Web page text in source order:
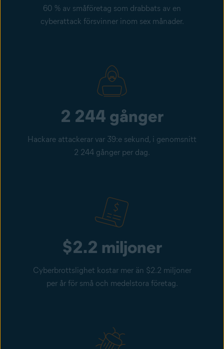
60 % av småföretag som drabbats av en
cyberattack försvinner inom sex månader.
2 244 gånger
Hackare attackerar var 39:e sekund, i genomsnitt
2 244 gånger per dag.
$2.2 miljoner
Cyberbrottslighet kostar mer än $2.2 miljoner
per år för små och medelstora företag.